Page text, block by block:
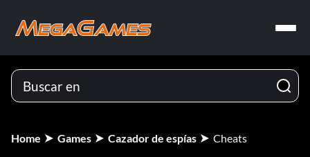
Home Games Cazador de espías Cheats